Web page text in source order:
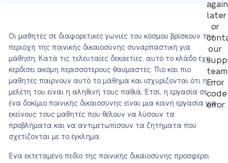
again
later
or
our
Error
code
error:
Οι μαθητές σε διαφορετικές γωνιές του κόσμου βρίσκουν την
περιοχή της ποινικής δικαιοσύνης συναρπαστική για
μάθηση. Κατά τις τελευταίες δεκαετίες, αυτό το κλάδο έχει
κερδίσει ακόμη περισσότερους θαυμαστές. Πιο και πιο
μαθητές παίρνουν αυτό το μάθημα και ισχυρίζονται ότι η
μελέτη του είναι η αληθινή τους παθιά. Έτσι, η εργασία σε
ένα δοκίμιο ποινικής δικαιοσύνης είναι μια κοινή εργασία για
εκείνους τους μαθητές που θέλουν να λύσουν τα
προβλήματα και να αντιμετωπίσουν τα ζητήματα που
σχετίζονται με το έγκλημα.
Ένα εκτεταμένο πεδίο της ποινικής δικαιοσύνης προσφέρει